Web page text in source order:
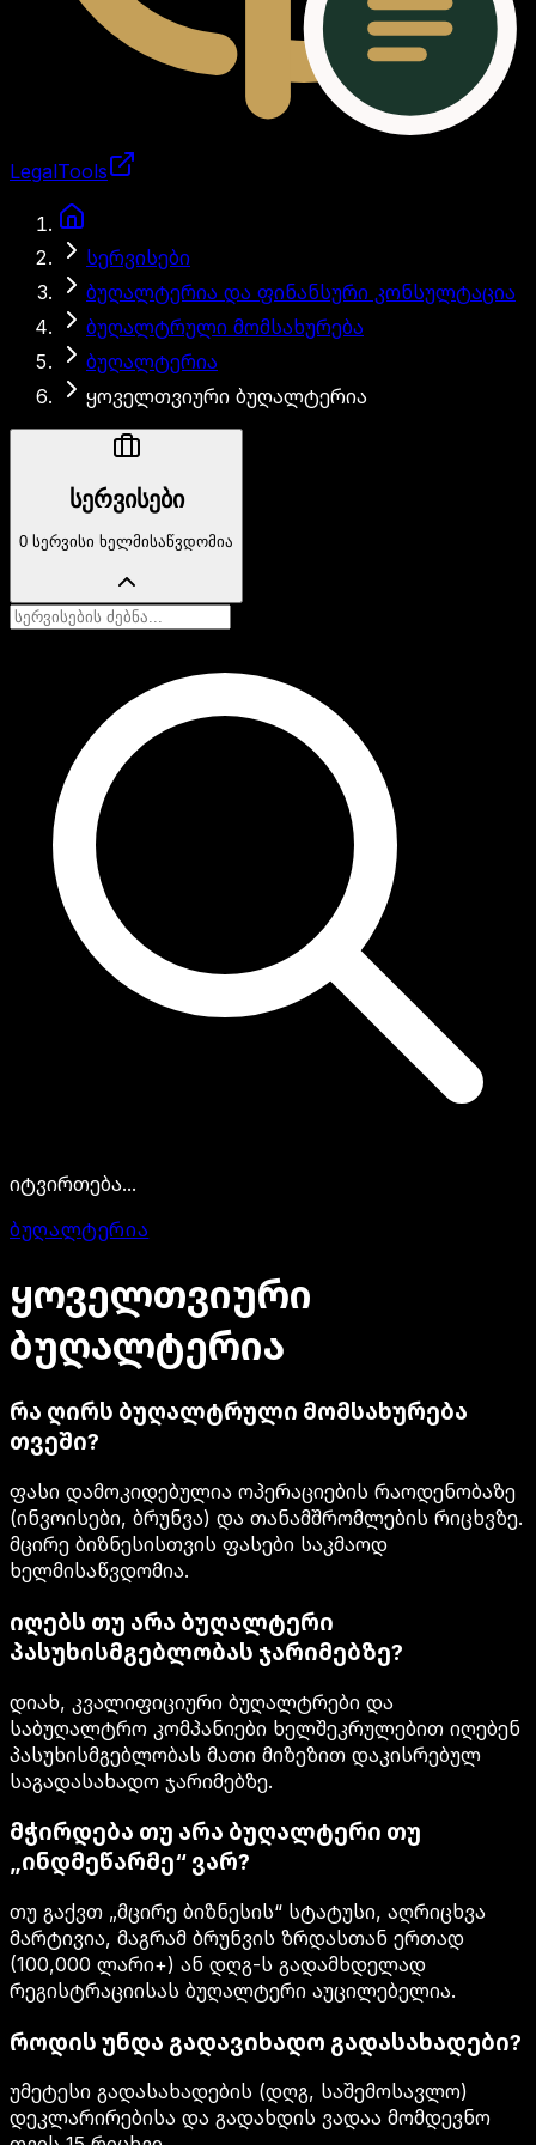
LegalTools
სერვისები
ბუღალტერია და ფინანსური კონსულტაცია
ბუღალტრული მომსახურება
ბუღალტერია
ყოველთვიური ბუღალტერია
სერვისები
0 სერვისი ხელმისაწვდომია
იტვირთება...
ბუღალტერია
ყოველთვიური
ბუღალტერია
რა ღირს ბუღალტრული მომსახურება
თვეში?
ფასი დამოკიდებულია ოპერაციების რაოდენობაზე
(ინვოისები, ბრუნვა) და თანამშრომლების რიცხვზე.
მცირე ბიზნესისთვის ფასები საკმაოდ
ხელმისაწვდომია.
იღებს თუ არა ბუღალტერი
პასუხისმგებლობას ჯარიმებზე?
დიახ, კვალიფიციური ბუღალტრები და
საბუღალტრო კომპანიები ხელშეკრულებით იღებენ
პასუხისმგებლობას მათი მიზეზით დაკისრებულ
საგადასახადო ჯარიმებზე.
მჭირდება თუ არა ბუღალტერი თუ
„ინდმეწარმე“ ვარ?
თუ გაქვთ „მცირე ბიზნესის“ სტატუსი, აღრიცხვა
მარტივია, მაგრამ ბრუნვის ზრდასთან ერთად
(100,000 ლარი+) ან დღგ-ს გადამხდელად
რეგისტრაციისას ბუღალტერი აუცილებელია.
როდის უნდა გადავიხადო გადასახადები?
უმეტესი გადასახადების (დღგ, საშემოსავლო)
დეკლარირებისა და გადახდის ვადაა მომდევნო